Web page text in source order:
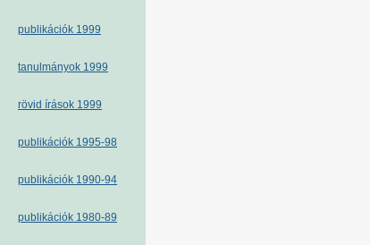
publikációk 1999
tanulmányok 1999
rövid írások 1999
publikációk 1995-98
publikációk 1990-94
publikációk 1980-89